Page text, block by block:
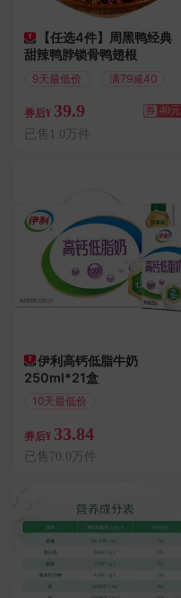
【任选4件】周黑鸭经典
甜辣鸭脖锁骨鸭翅根
9天最低价 满79减40
券后¥ 39.9 券 40元
已售1.0万件
伊利高钙低脂牛奶
250ml*21盒
10天最低价
券后¥ 33.84
已售70.0万件